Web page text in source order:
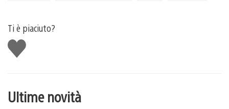
Ti è piaciuto?
Mi
piace
Ultime novità